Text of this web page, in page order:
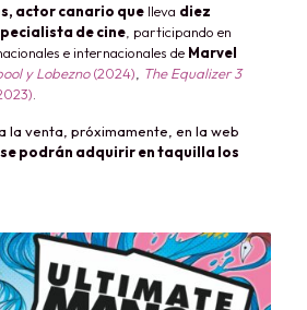
actor canario que lleva diez
de cine , participando en
e internacionales de Marvel
y Lobezno(2024)
The Equalizer 3
la venta, próximamente, en la web
podrán adquirir en taquilla los